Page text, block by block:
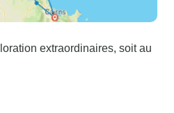
extraordinaires, soit au